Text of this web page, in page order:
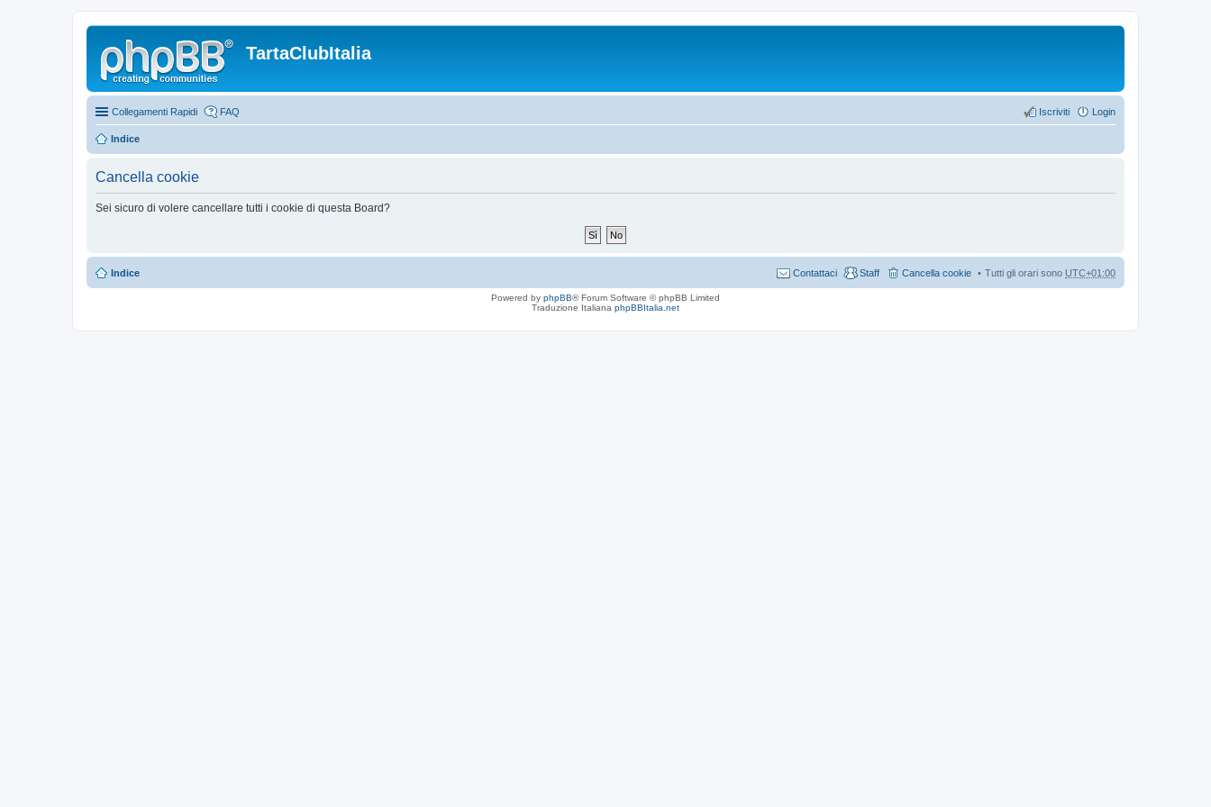
TartaClubItalia
Collegamenti Rapidi FAQ Login
Iscriviti
Indice
Cancella cookie
Sei sicuro di volere cancellare tutti i cookie di questa Board?
Indice Tutti gli orari sono UTC+01:00
Cancella cookie
Staff
Contattaci
Powered by phpBB® Forum Software © phpBB Limited
Traduzione Italiana phpBBItalia.net